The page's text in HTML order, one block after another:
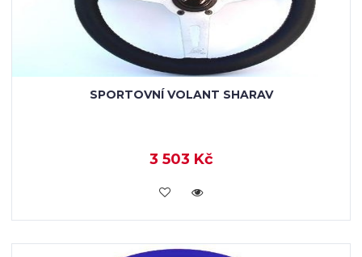
SPORTOVNÍ VOLANT SHARAV
3 503 Kč
VLOŽIT DO KOŠÍKU